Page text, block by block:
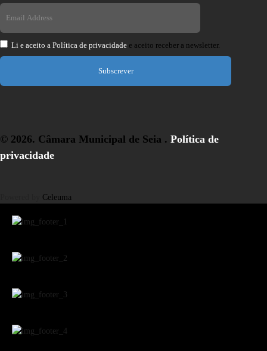
Li e aceito a Política de privacidade e aceito receber a newsletter.
Subscrever
© 2026. Câmara Municipal de Seia . Política de
privacidade
Celeuma